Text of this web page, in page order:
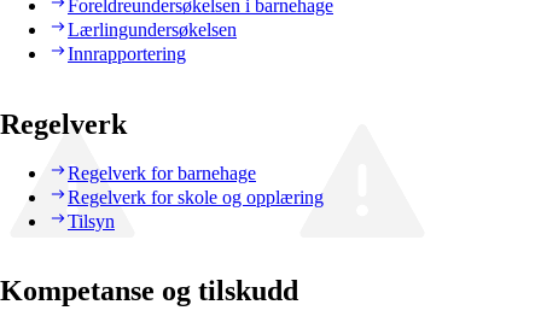
Foreldreundersøkelsen i barnehage
Lærlingundersøkelsen
Innrapportering
Regelverk
Regelverk for barnehage
Regelverk for skole og opplæring
Tilsyn
Kompetanse og tilskudd